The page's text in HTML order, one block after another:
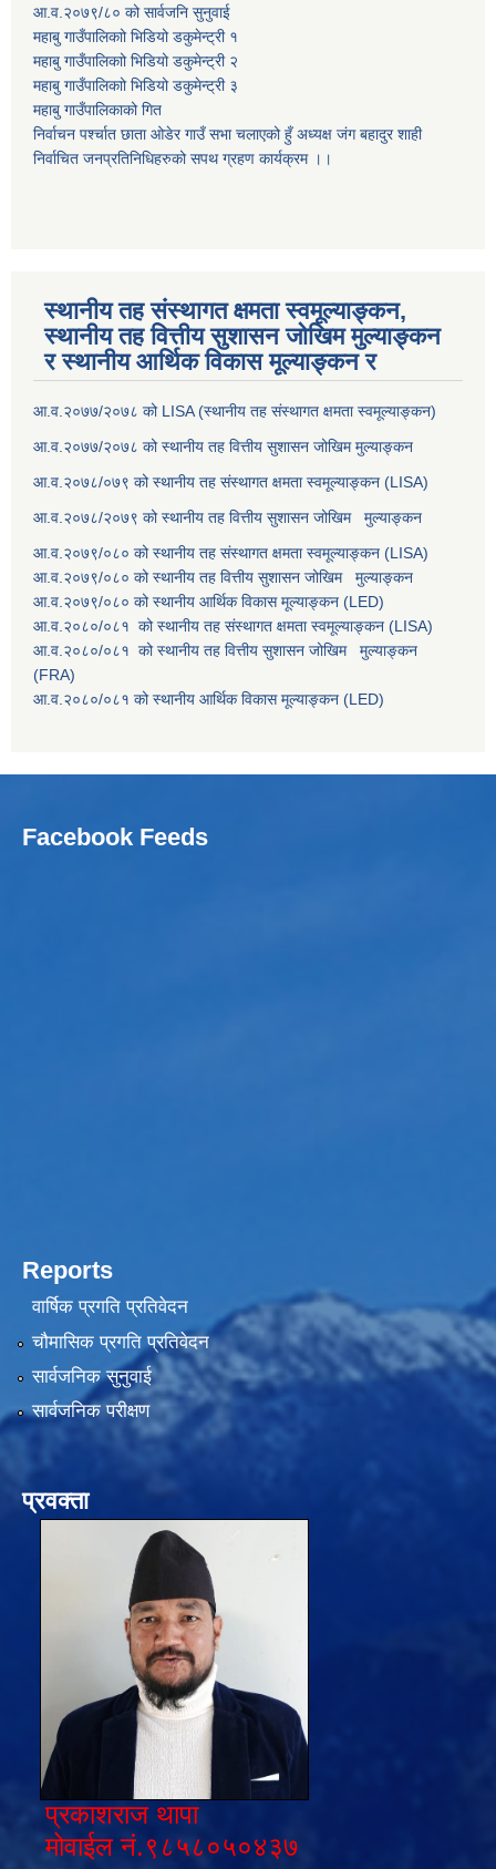
आ.व.२०७९/८० को सार्वजनि सुनुवाई
महाबु गाउँपालिकाो भिडियो डकुमेन्ट्री १
महाबु गाउँपालिकाो भिडियो डकुमेन्ट्री २
महाबु गाउँपालिकाो भिडियो डकुमेन्ट्री ३
महाबु गाउँपालिकाको गित
निर्वाचन पर्श्चात छाता ओडेर गाउँ सभा चलाएको हुँ अध्यक्ष जंग बहादुर शाही
निर्वाचित जनप्रतिनिधिहरुको सपथ ग्रहण कार्यक्रम ।।
स्थानीय तह संस्थागत क्षमता स्वमूल्याङ्कन,
स्थानीय तह वित्तीय सुशासन जोखिम मुल्याङ्कन
र स्थानीय आर्थिक विकास मूल्याङ्कन र
आ.व.२०७७/२०७८ को LISA (स्थानीय तह संस्थागत क्षमता स्वमूल्याङ्कन)
आ.व.२०७७/२०७८ को स्थानीय तह वित्तीय सुशासन जोखिम मुल्याङ्कन
आ.व.२०७८/०७९ को स्थानीय तह संस्थागत क्षमता स्वमूल्याङ्कन (LISA)
आ.व.२०७८/२०७९ को स्थानीय तह वित्तीय सुशासन जोखिम मुल्याङ्कन
आ.व.२०७९/०८० को स्थानीय तह संस्थागत क्षमता स्वमूल्याङ्कन (LISA)
आ.व.२०७९/०८० को स्थानीय तह वित्तीय सुशासन जोखिम मुल्याङ्कन
आ.व.२०७९/०८० को स्थानीय आर्थिक विकास मूल्याङ्कन (LED)
आ.व.२०८०/०८१ को स्थानीय तह संस्थागत क्षमता स्वमूल्याङ्कन (LISA)
आ.व.२०८०/०८१ को स्थानीय तह वित्तीय सुशासन जोखिम मुल्याङ्कन
(FRA)
आ.व.२०८०/०८१ को स्थानीय आर्थिक विकास मूल्याङ्कन (LED)
Facebook Feeds
Reports
वार्षिक प्रगति प्रतिवेदन
चौमासिक प्रगति प्रतिवेदन
सार्वजनिक सुनुवाई
सार्वजनिक परीक्षण
प्रवक्ता
प्रकाशराज थापा
मोवाईल नं.९८५८०५०४३७